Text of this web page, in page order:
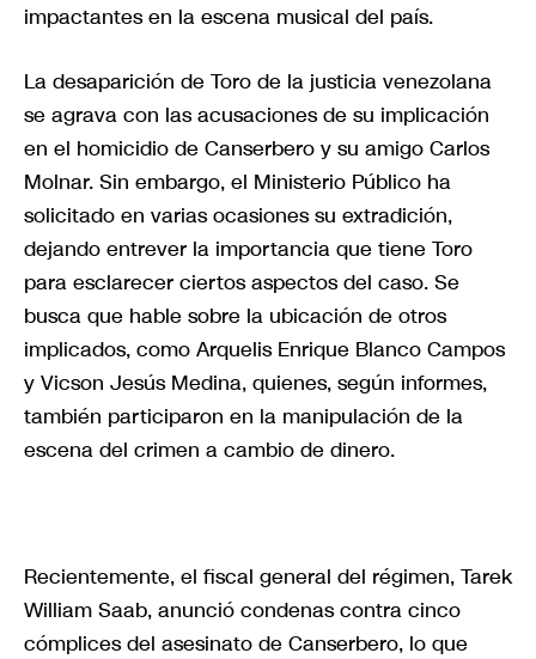
impactantes en la escena musical del país.
La desaparición de Toro de la justicia venezolana
se agrava con las acusaciones de su implicación
en el homicidio de Canserbero y su amigo Carlos
Molnar. Sin embargo, el Ministerio Público ha
solicitado en varias ocasiones su extradición,
dejando entrever la importancia que tiene Toro
para esclarecer ciertos aspectos del caso. Se
busca que hable sobre la ubicación de otros
implicados, como Arquelis Enrique Blanco Campos
y Vicson Jesús Medina, quienes, según informes,
también participaron en la manipulación de la
escena del crimen a cambio de dinero.
Recientemente, el fiscal general del régimen, Tarek
William Saab, anunció condenas contra cinco
cómplices del asesinato de Canserbero, lo que